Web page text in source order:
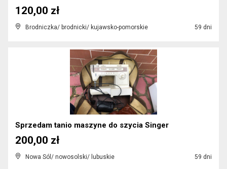
Brodniczka/ brodnicki/ kujawsko-pomorskie 59 dni
120,00 zł
Sprzedam tanio maszyne do szycia Singer
Nowa Sól/ nowosolski/ lubuskie 59 dni
200,00 zł